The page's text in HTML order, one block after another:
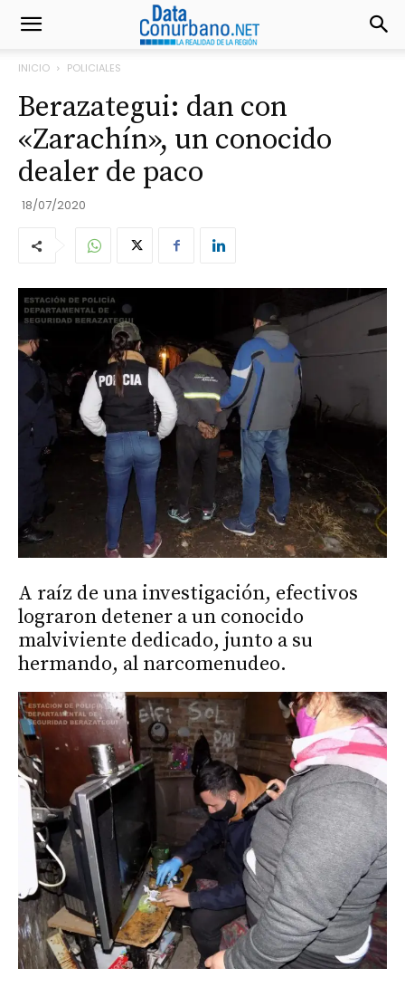
INICIO POLICIALES
Berazategui: dan con
«Zarachín», un conocido
dealer de paco
18/07/2020
A raíz de una investigación, efectivos
lograron detener a un conocido
malviviente dedicado, junto a su
hermando, al narcomenudeo.